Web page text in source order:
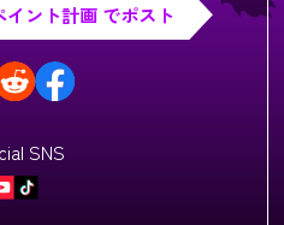
ント計画 でポスト
SNS